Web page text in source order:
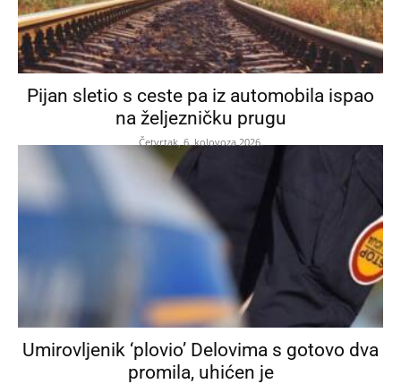
Pijan sletio s ceste pa iz automobila ispao
na željezničku prugu
Četvrtak, 6. kolovoza 2026.
Umirovljenik ‘plovio’ Delovima s gotovo dva
promila, uhićen je